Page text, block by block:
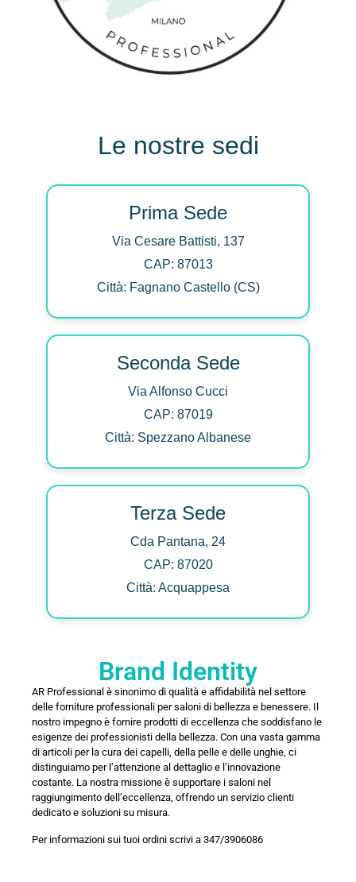
Le nostre sedi
Prima Sede
Via Cesare Battisti, 137
CAP: 87013
Città: Fagnano Castello (CS)
Seconda Sede
Via Alfonso Cucci
CAP: 87019
Città: Spezzano Albanese
Terza Sede
Cda Pantana, 24
CAP: 87020
Città: Acquappesa
Brand Identity
AR Professional è sinonimo di qualità e affidabilità nel settore
delle forniture professionali per saloni di bellezza e benessere. Il
nostro impegno è fornire prodotti di eccellenza che soddisfano le
esigenze dei professionisti della bellezza. Con una vasta gamma
di articoli per la cura dei capelli, della pelle e delle unghie, ci
distinguiamo per l’attenzione al dettaglio e l’innovazione
costante. La nostra missione è supportare i saloni nel
raggiungimento dell’eccellenza, offrendo un servizio clienti
dedicato e soluzioni su misura.
Per informazioni sui tuoi ordini scrivi a 347/3906086